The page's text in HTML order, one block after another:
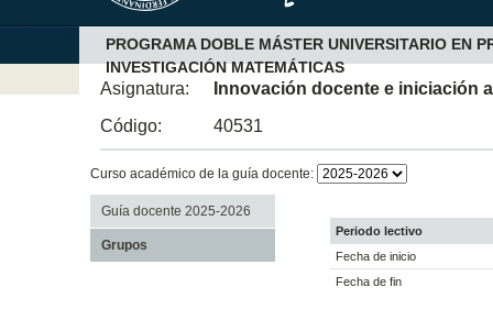
PROGRAMA DOBLE MÁSTER UNIVERSITARIO EN
INVESTIGACIÓN MATEMÁTICAS
Asignatura:
Innovación docente e iniciación
Código:
40531
Curso académico de la guía docente:
Guía docente 2025-2026
Grupos
Periodo lectivo
Fecha de inicio
Fecha de fin